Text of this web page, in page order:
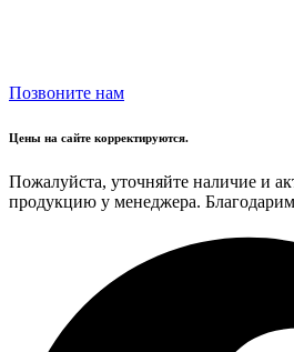
Позвоните нам
Цены на сайте корректируются.
Пожалуйста, уточняйте наличие и
продукцию у менеджера.